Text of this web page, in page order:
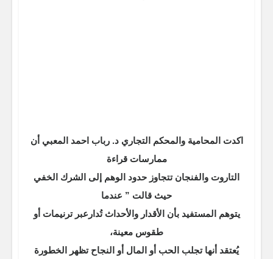
اكدت المحامية والمحكم التجاري د. رباب احمد المعبي أن
ممارسات قراءة
التاروت والفنجان تتجاوز حدود الوهم إلى الشرك الخفي
حيث قالت ” عندما
يتوهم المستفيد بأن الأقدار والأحداث تُدارعبر ترنيمات أو
طقوس معينة،
يُعتقد أنها تجلب الحب أو المال أو النجاح تظهر الخطورة